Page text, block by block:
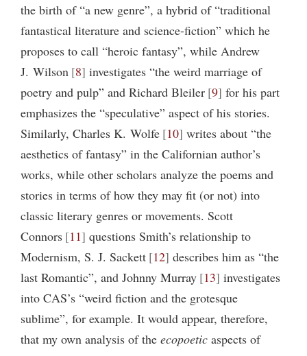
the birth of “a new genre”, a hybrid of “traditional
fantastical literature and science-fiction” which he
proposes to call “heroic fantasy”, while Andrew
J. Wilson 8 investigates “the weird marriage of
poetry and pulp” and Richard Bleiler 9 for his part
emphasizes the “speculative” aspect of his stories.
Similarly, Charles K. Wolfe 10 writes about “the
aesthetics of fantasy” in the Californian author’s
works, while other scholars analyze the poems and
stories in terms of how they may fit (or not) into
classic literary genres or movements. Scott
Connors 11 questions Smith’s relationship to
Modernism, S. J. Sackett 12 describes him as “the
last Romantic”, and Johnny Murray 13 investigates
into CAS’s “weird fiction and the grotesque
sublime”, for example. It would appear, therefore,
that my own analysis of the ecopoetic aspects of